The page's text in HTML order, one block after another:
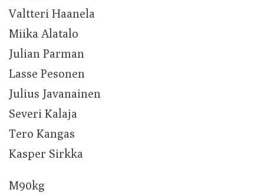
Valtteri Haanela
Miika Alatalo
Julian Parman
Lasse Pesonen
Julius Javanainen
Severi Kalaja
Tero Kangas
Kasper Sirkka
M90kg